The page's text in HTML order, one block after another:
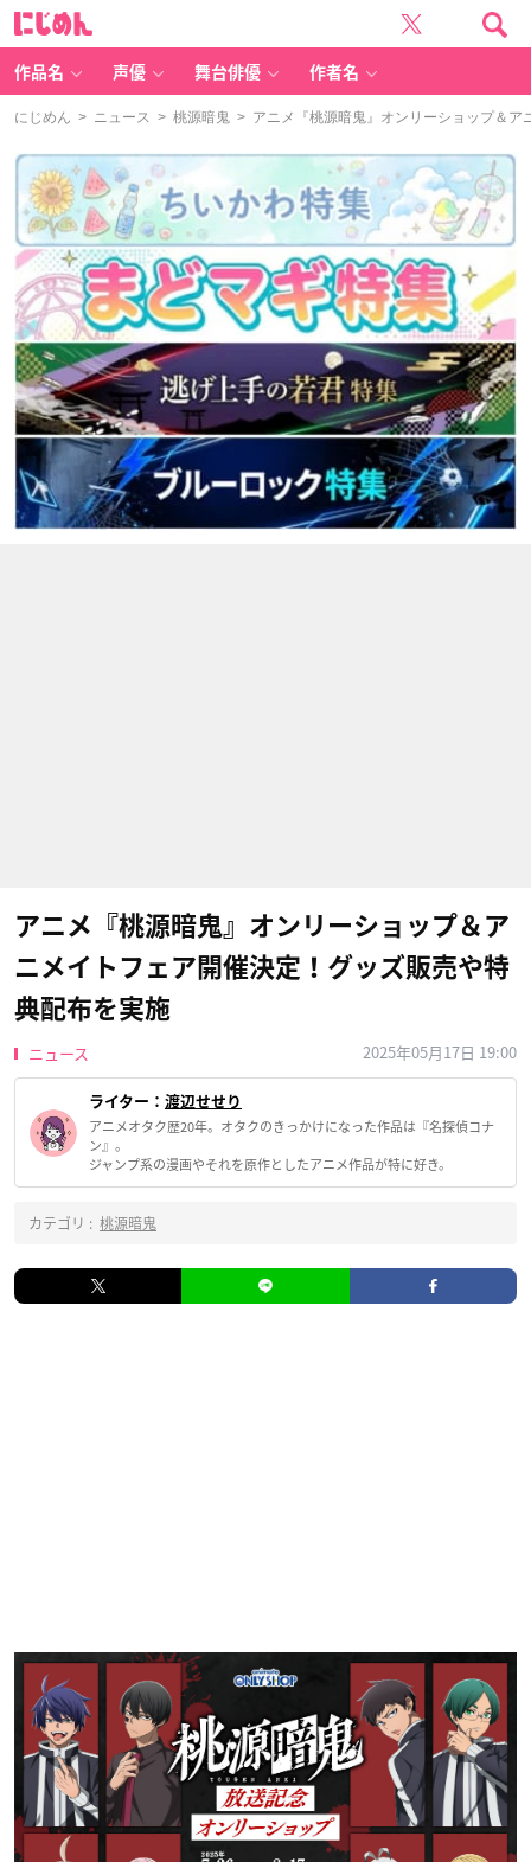
作品名 声優 舞台俳優 作者名
にじめん > ニュース > 桃源暗鬼 > アニメ『桃源暗鬼』オンリーショップ＆ア
アニメ『桃源暗鬼』オンリーショップ＆ア
ニメイトフェア開催決定！グッズ販売や特
典配布を実施
ニュース 2025年05月17日 19:00
ライター： 渡辺せせり
アニメオタク歴20年。オタクのきっかけになった作品は『名探偵コナ
ン』。
ジャンプ系の漫画やそれを原作としたアニメ作品が特に好き。
カテゴリ : 桃源暗鬼